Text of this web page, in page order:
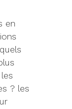
en
? les